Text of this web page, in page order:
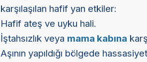
karşılaşılan hafif yan etkiler:
Hafif ateş ve uyku hali.
İştahsızlık veya mama kabına
Aşının yapıldığı bölgede